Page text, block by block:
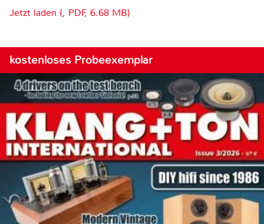
Jetzt laden (, PDF, 6.68 MB)
kostenloses Probeexemplar